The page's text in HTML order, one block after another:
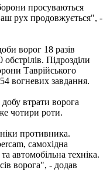
просуваються
рух продовжується", -
ворог 18 разів
Підрозділи
Таврійського
вогневих завдання.
втрати ворога
чотири роти.
противника.
самохідна
автомобільна техніка.
ворога", - додав